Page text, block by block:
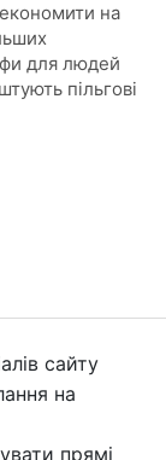
на
для людей
пільгові
сайту
на
прямі